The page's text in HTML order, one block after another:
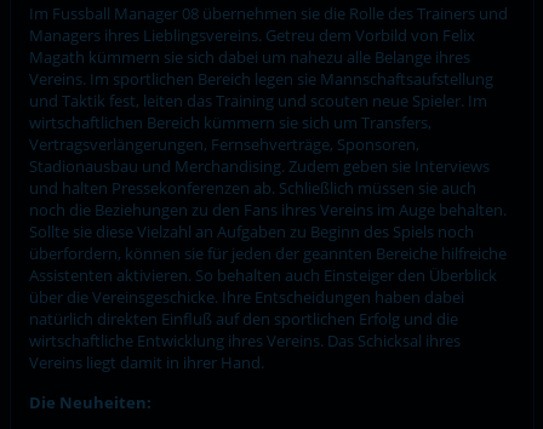
Im Fussball Manager 08 übernehmen sie die Rolle des Trainers und
Managers ihres Lieblingsvereins. Getreu dem Vorbild von Felix
Magath kümmern sie sich dabei um nahezu alle Belange ihres
Vereins. Im sportlichen Bereich legen sie Mannschaftsaufstellung
und Taktik fest, leiten das Training und scouten neue Spieler. Im
wirtschaftlichen Bereich kümmern sie sich um Transfers,
Vertragsverlängerungen, Fernsehverträge, Sponsoren,
Stadionausbau und Merchandising. Zudem geben sie Interviews
und halten Pressekonferenzen ab. Schließlich müssen sie auch
noch die Beziehungen zu den Fans ihres Vereins im Auge behalten.
Sollte sie diese Vielzahl an Aufgaben zu Beginn des Spiels noch
überfordern, können sie für jeden der geannten Bereiche hilfreiche
Assistenten aktivieren. So behalten auch Einsteiger den Überblick
über die Vereinsgeschicke. Ihre Entscheidungen haben dabei
natürlich direkten Einfluß auf den sportlichen Erfolg und die
wirtschaftliche Entwicklung ihres Vereins. Das Schicksal ihres
Vereins liegt damit in ihrer Hand.
Die Neuheiten: